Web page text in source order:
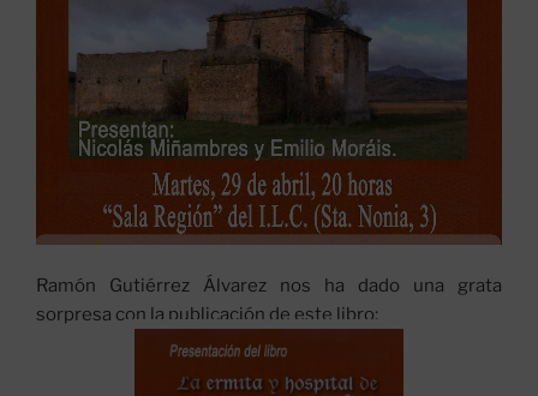
Ramón Gutiérrez Álvarez nos ha dado una grata
sorpresa con la publicación de este libro: